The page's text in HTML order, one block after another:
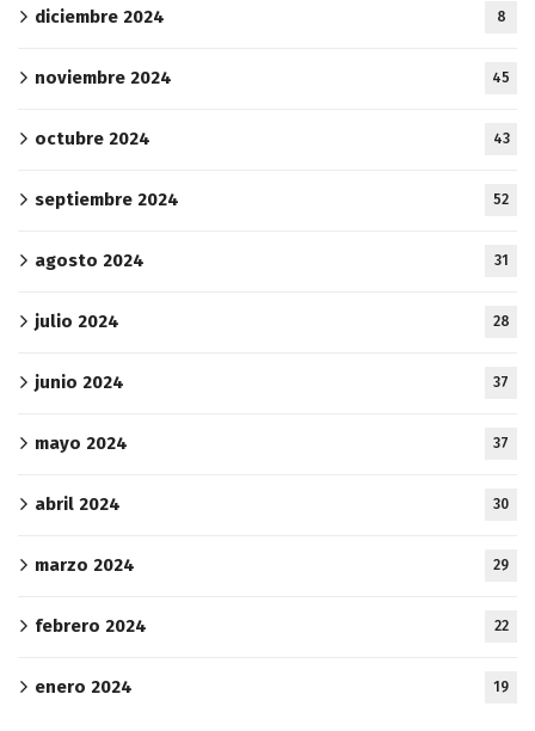
diciembre 2024 8
noviembre 2024 45
octubre 2024 43
septiembre 2024 52
agosto 2024 31
julio 2024 28
junio 2024 37
mayo 2024 37
abril 2024 30
marzo 2024 29
febrero 2024 22
enero 2024 19